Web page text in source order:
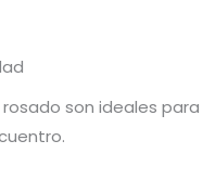
son ideales